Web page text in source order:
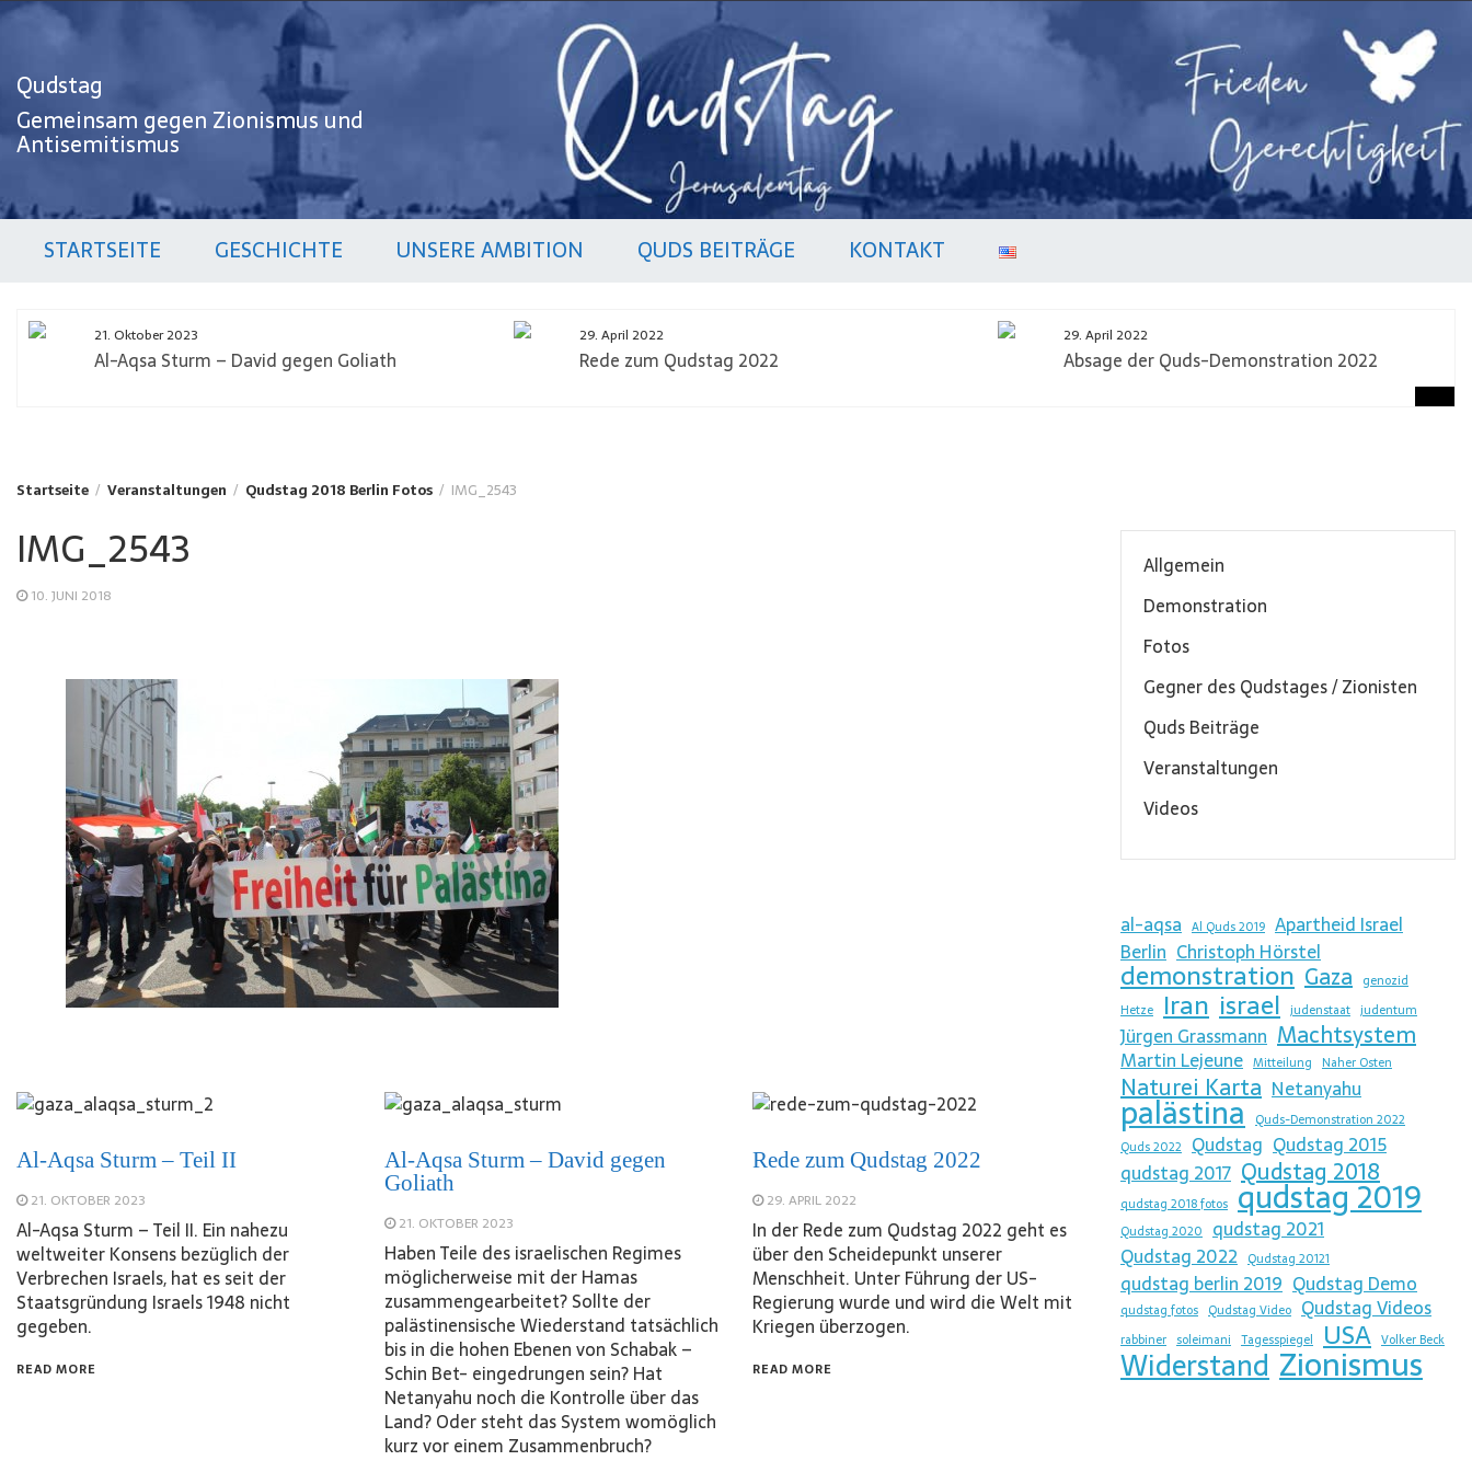
Zum
Qudstag
Gemeinsam gegen Zionismus und
Antisemitismus
STARTSEITE GESCHICHTE UNSERE AMBITION QUDS BEITRÄGE KONTAKT
21. Oktober 2023
Al-Aqsa Sturm – David gegen Goliath
29. April 2022
Rede zum Qudstag 2022
29. April 2022
Absage der Quds-Demonstration 2022
Startseite Veranstaltungen Qudstag 2018 Berlin Fotos IMG_2543
IMG_2543
10. JUNI 2018
Al-Aqsa Sturm – Teil II
21. OKTOBER 2023
Al-Aqsa Sturm – Teil II. Ein nahezu
weltweiter Konsens bezüglich der
Verbrechen Israels, hat es seit der
Staatsgründung Israels 1948 nicht
gegeben.
READ MORE
Al-Aqsa Sturm – David gegen
Goliath
21. OKTOBER 2023
Haben Teile des israelischen Regimes
möglicherweise mit der Hamas
zusammengearbeitet? Sollte der
palästinensische Wiederstand tatsächlich
bis in die hohen Ebenen von Schabak –
Schin Bet- eingedrungen sein? Hat
Netanyahu noch die Kontrolle über das
Land? Oder steht das System womöglich
kurz vor einem Zusammenbruch?
Rede zum Qudstag 2022
29. APRIL 2022
In der Rede zum Qudstag 2022 geht es
über den Scheidepunkt unserer
Menschheit. Unter Führung der US-
Regierung wurde und wird die Welt mit
Kriegen überzogen.
READ MORE
Allgemein
Demonstration
Fotos
Gegner des Qudstages / Zionisten
Quds Beiträge
Veranstaltungen
Videos
al-aqsa Al Quds 2019 Apartheid Israel
Berlin Christoph Hörstel
demonstration Gaza genozid
Hetze Iran israel judenstaat judentum
Jürgen Grassmann Machtsystem
Martin Lejeune Mitteilung Naher Osten
Naturei Karta Netanyahu
palästina Quds-Demonstration 2022
Quds 2022
Qudstag Qudstag 2015
qudstag 2017 Qudstag 2018
qudstag 2018 fotos qudstag 2019
Qudstag 2020
qudstag 2021
Qudstag 2022
Qudstag 20121
qudstag berlin 2019 Qudstag Demo
qudstag fotos Qudstag Video Qudstag Videos
rabbiner soleimani Tagesspiegel USA Volker Beck
Widerstand Zionismus